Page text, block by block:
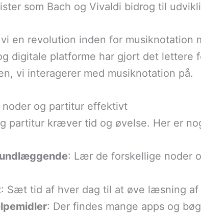
som Bach og Vivaldi bidrog til
en revolution inden for musiknotation
digitale platforme har gjort det lettere
vi interagerer med musiknotation på.
og partitur effektivt
partitur kræver tid og øvelse. Her er
: Lær de forskellige noder
: Sæt tid af hver dag til at øve læsning af
: Der findes mange apps og